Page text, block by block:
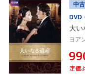
中古
DVD
大い
定価